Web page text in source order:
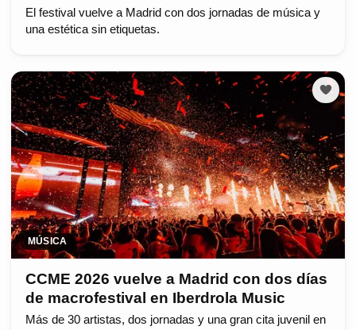
El festival vuelve a Madrid con dos jornadas de música y
una estética sin etiquetas.
MÚSICA
CCME 2026 vuelve a Madrid con dos días
de macrofestival en Iberdrola Music
Más de 30 artistas, dos jornadas y una gran cita juvenil en